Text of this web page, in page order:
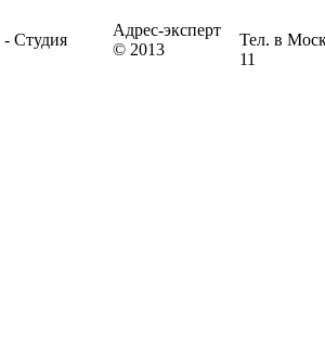
- Студия
Адрес-эксперт
© 2013
Тел. в
11